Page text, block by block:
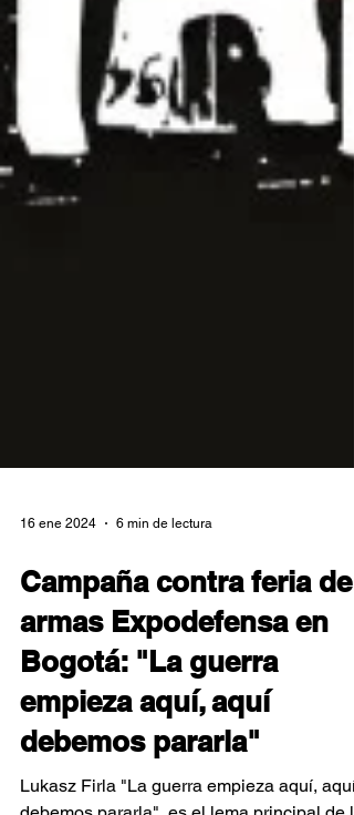
Campaña contra feria de
armas Expodefensa en
Bogotá: "La guerra
empieza aquí, aquí
debemos pararla"